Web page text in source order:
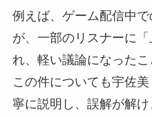
例えば、ゲーム配信中
が、一部のリスナーに
れ、軽い議論になったこ
この件についても宇佐
寧に説明し、誤解が解